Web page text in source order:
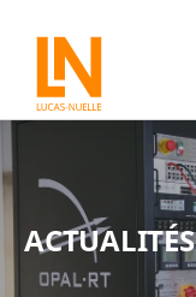
ACTUALITÉS